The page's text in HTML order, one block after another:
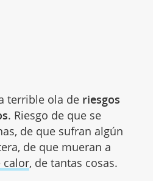
terrible ola de riesgos
. Riesgo de que se
de que sufran algún
de que mueran a
calor, de tantas cosas.